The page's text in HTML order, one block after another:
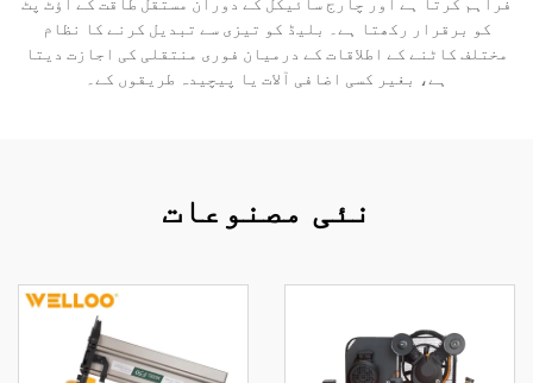
فراہم کرتا ہے اور چارج سائیکل کے دوران مستقل طاقت کے آؤٹ پٹ
کو برقرار رکھتا ہے۔ بلیڈ کو تیزی سے تبدیل کرنے کا نظام
مختلف کاٹنے کے اطلاقات کے درمیان فوری منتقلی کی اجازت دیتا
ہے، بغیر کسی اضافی آلات یا پیچیدہ طریقوں کے۔
نئی مصنوعات